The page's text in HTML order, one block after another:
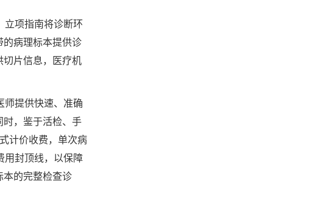
立项指南将诊断环
的病理标本提供诊
切片信息，医疗机
师提供快速、准确
时，鉴于活检、手
计价收费，单次病
用封顶线，以保障
本的完整检查诊